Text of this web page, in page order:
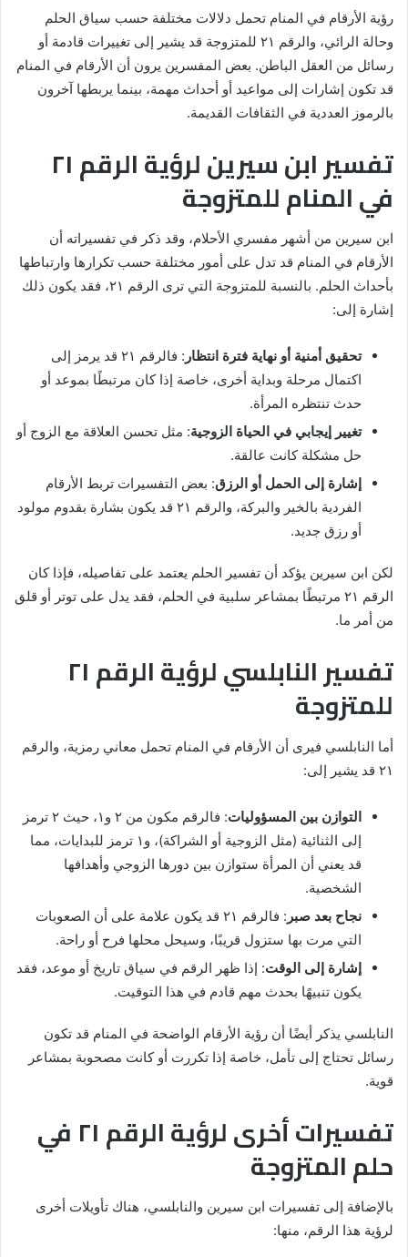
رؤية الأرقام في المنام تحمل دلالات مختلفة حسب سياق الحلم
وحالة الرائي، والرقم ٢١ للمتزوجة قد يشير إلى تغييرات قادمة أو
رسائل من العقل الباطن. بعض المفسرين يرون أن الأرقام في المنام
قد تكون إشارات إلى مواعيد أو أحداث مهمة، بينما يربطها آخرون
بالرموز العددية في الثقافات القديمة.
تفسير ابن سيرين لرؤية الرقم ٢١
في المنام للمتزوجة
ابن سيرين من أشهر مفسري الأحلام، وقد ذكر في تفسيراته أن
الأرقام في المنام قد تدل على أمور مختلفة حسب تكرارها وارتباطها
بأحداث الحلم. بالنسبة للمتزوجة التي ترى الرقم ٢١، فقد يكون ذلك
إشارة إلى:
تحقيق أمنية أو نهاية فترة انتظار
: فالرقم ٢١ قد يرمز إلى
اكتمال مرحلة وبداية أخرى، خاصة إذا كان مرتبطًا بموعد أو
حدث تنتظره المرأة.
تغيير إيجابي في الحياة الزوجية: مثل تحسن العلاقة مع الزوج أو
حل مشكلة كانت عالقة.
إشارة إلى الحمل أو الرزق: بعض التفسيرات تربط الأرقام
الفردية بالخير والبركة، والرقم ٢١ قد يكون بشارة بقدوم مولود
أو رزق جديد.
لكن ابن سيرين يؤكد أن تفسير الحلم يعتمد على تفاصيله، فإذا كان
الرقم ٢١ مرتبطًا بمشاعر سلبية في الحلم، فقد يدل على توتر أو قلق
من أمر ما.
تفسير النابلسي لرؤية الرقم ٢١
للمتزوجة
أما النابلسي فيرى أن الأرقام في المنام تحمل معاني رمزية، والرقم
٢١ قد يشير إلى:
التوازن بين المسؤوليات
: فالرقم مكون من ٢ و١، حيث ٢ ترمز
إلى الثنائية (مثل الزوجية أو الشراكة)، و١ ترمز للبدايات، مما
قد يعني أن المرأة ستوازن بين دورها الزوجي وأهدافها
الشخصية.
نجاح بعد صبر
: فالرقم ٢١ قد يكون علامة على أن الصعوبات
التي مرت بها ستزول قريبًا، وسيحل محلها فرح أو راحة.
إشارة إلى الوقت: إذا ظهر الرقم في سياق تاريخ أو موعد، فقد
يكون تنبيهًا بحدث مهم قادم في هذا التوقيت.
النابلسي يذكر أيضًا أن رؤية الأرقام الواضحة في المنام قد تكون
رسائل تحتاج إلى تأمل، خاصة إذا تكررت أو كانت مصحوبة بمشاعر
قوية.
تفسيرات أخرى لرؤية الرقم ٢١ في
حلم المتزوجة
بالإضافة إلى تفسيرات ابن سيرين والنابلسي، هناك تأويلات أخرى
لرؤية هذا الرقم، منها: